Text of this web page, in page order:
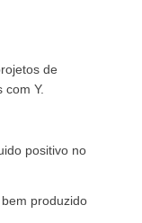
de
com Y.
positivo no
produzido